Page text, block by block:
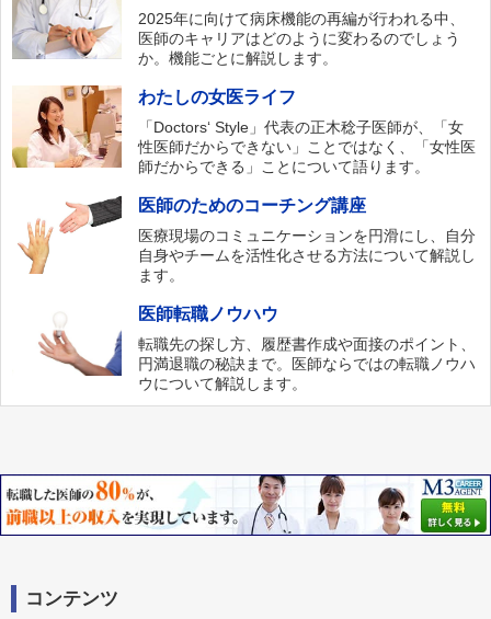
2025年に向けて病床機能の再編が行われる中、
医師のキャリアはどのように変わるのでしょう
か。機能ごとに解説します。
わたしの女医ライフ
「Doctors‘ Style」代表の正木稔子医師が、「女
性医師だからできない」ことではなく、「女性医
師だからできる」ことについて語ります。
医師のためのコーチング講座
医療現場のコミュニケーションを円滑にし、自分
自身やチームを活性化させる方法について解説し
ます。
医師転職ノウハウ
転職先の探し方、履歴書作成や面接のポイント、
円満退職の秘訣まで。医師ならではの転職ノウハ
ウについて解説します。
コンテンツ